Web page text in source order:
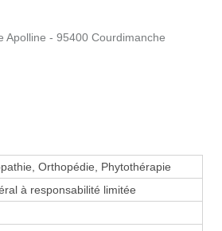
Apolline - 95400 Courdimanche
Orthopédie, Phytothérapie
à responsabilité limitée